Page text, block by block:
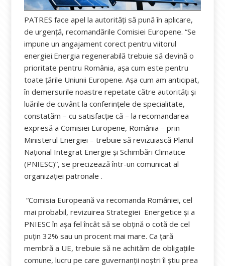
PATRES face apel la autorități să pună în aplicare,
de urgență, recomandările Comisiei Europene. “Se
impune un angajament corect pentru viitorul
energiei.Energia regenerabilă trebuie să devină o
prioritate pentru România, așa cum este pentru
toate țările Uniunii Europene. Așa cum am anticipat,
în demersurile noastre repetate către autorități și
luările de cuvânt la conferințele de specialitate,
constatăm – cu satisfacție că – la recomandarea
expresă a Comisiei Europene, România – prin
Ministerul Energiei – trebuie să revizuiască Planul
Național Integrat Energie și Schimbări Climatice
(PNIESC)”, se precizează într-un comunicat al
organizației patronale .
“Comisia Europeană va recomanda României, cel
mai probabil, revizuirea Strategiei Energetice și a
PNIESC în așa fel încât să se obțină o cotă de cel
puțin 32% sau un procent mai mare. Ca țară
membră a UE, trebuie să ne achităm de obligațiile
comune, lucru pe care guvernanții noștri îl știu prea